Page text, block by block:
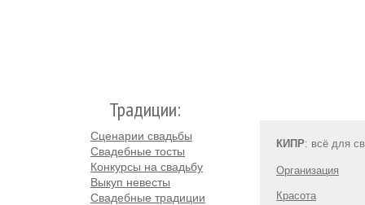
Традиции:
Сценарии свадьбы
Свадебные тосты
Конкурсы на свадьбу
Выкуп невесты
Свадебные традиции
КИПР: всё для
Организация
Красота